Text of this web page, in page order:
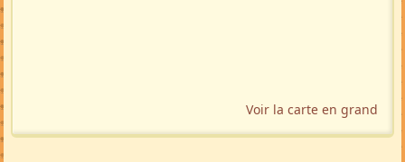
Voir la carte en grand